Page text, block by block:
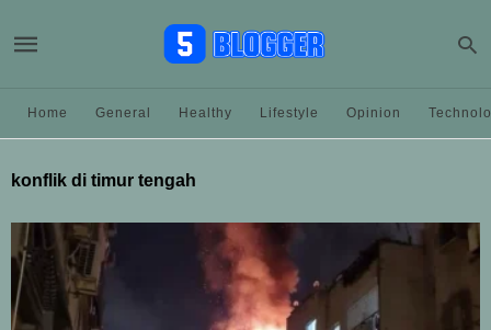
Home General Healthy Lifestyle Opinion
konflik di timur tengah